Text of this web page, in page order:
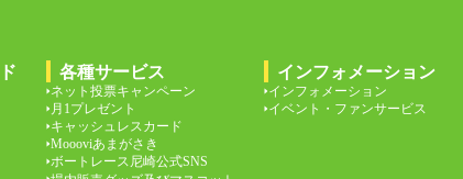
各種サービス
ネット投票キャンペーン
月1プレゼント
キャッシュレスカード
Moooviあまがさき
ボートレース尼崎公式SNS
インフォメーション
インフォメーション
イベント・ファンサービス